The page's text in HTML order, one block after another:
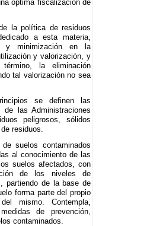
óptima fiscalización de
la política de residuos
a esta materia,
y minimización en la
y valorización, y
la eliminación
tal valorización no sea
se definen las
de las Administraciones
peligrosos, sólidos
residuos.
suelos contaminados
al conocimiento de las
suelos afectados, con
de los niveles de
partiendo de la base de
forma parte del propio
mismo. Contempla,
de prevención,
contaminados.